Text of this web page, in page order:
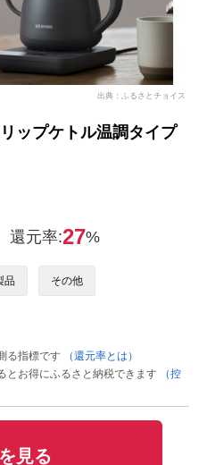
出典：ふるさとチョイス
ップケトル温調タイプ
還元率:27%
品 その他
る指標です
（還元率とは）
お得にふるさと納税できます
（控
見る